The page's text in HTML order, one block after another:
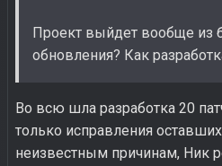
Проект выйдет вообще из
обновления? Как
Во всю шла разработка 20
только исправления
неизвестным причинам, Ник